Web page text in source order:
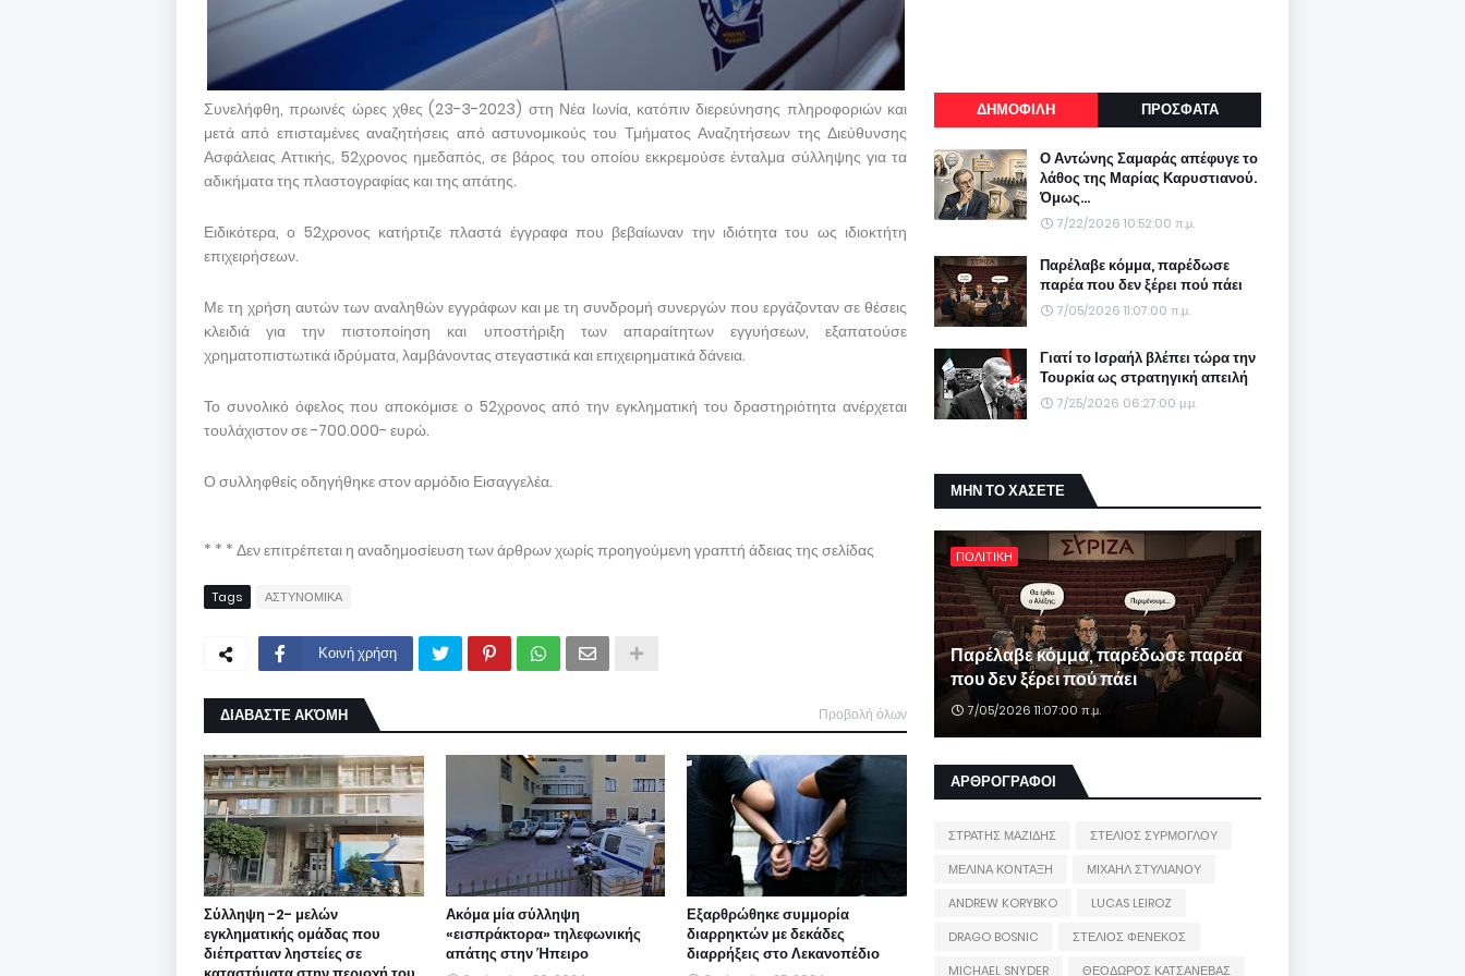
Συνελήφθη, πρωινές ώρες χθες (23-3-2023) στη Νέα Ιωνία, κατόπιν διερεύνησης πληροφοριών και
μετά από επισταμένες αναζητήσεις από αστυνομικούς του Τμήματος Αναζητήσεων της Διεύθυνσης
Ασφάλειας Αττικής, 52χρονος ημεδαπός, σε βάρος του οποίου εκκρεμούσε ένταλμα σύλληψης για τα
αδικήματα της πλαστογραφίας και της απάτης.
Ειδικότερα, ο 52χρονος κατήρτιζε πλαστά έγγραφα που βεβαίωναν την ιδιότητα του ως ιδιοκτήτη
επιχειρήσεων.
Με τη χρήση αυτών των αναληθών εγγράφων και με τη συνδρομή συνεργών που εργάζονταν σε θέσεις
κλειδιά για την πιστοποίηση και υποστήριξη των απαραίτητων εγγυήσεων, εξαπατούσε
χρηματοπιστωτικά ιδρύματα, λαμβάνοντας στεγαστικά και επιχειρηματικά δάνεια.
Το συνολικό όφελος που αποκόμισε ο 52χρονος από την εγκληματική του δραστηριότητα ανέρχεται
τουλάχιστον σε -700.000- ευρώ.
Ο συλληφθείς οδηγήθηκε στον αρμόδιο Εισαγγελέα.
* * * Δεν επιτρέπεται η αναδημοσίευση των άρθρων χωρίς προηγούμενη γραπτή άδειας της σελίδας
Tags ΑΣΤΥΝΟΜΙΚΑ
Κοινή χρήση
ΔΙΑΒΑΣΤΕ ΑΚΌΜΗ Προβολή όλων
Σύλληψη -2- μελών
εγκληματικής ομάδας που
διέπρατταν ληστείες σε
Ακόμα μία σύλληψη
«εισπράκτορα» τηλεφωνικής
απάτης στην Ήπειρο
Εξαρθρώθηκε συμμορία
διαρρηκτών με δεκάδες
διαρρήξεις στο Λεκανοπέδιο
ΔΗΜΟΦΙΛΗ ΠΡΟΣΦΑΤΑ
Ο Αντώνης Σαμαράς απέφυγε το
λάθος της Μαρίας Καρυστιανού.
Όμως...
7/22/2026 10:52:00 π.μ.
Παρέλαβε κόμμα, παρέδωσε
παρέα που δεν ξέρει πού πάει
7/05/2026 11:07:00 π.μ.
Γιατί το Ισραήλ βλέπει τώρα την
Τουρκία ως στρατηγική απειλή
7/25/2026 06:27:00 μ.μ.
ΜΗΝ ΤΟ ΧΑΣΕΤΕ
ΠΟΛΙΤΙΚΗ
Παρέλαβε κόμμα, παρέδωσε παρέα
που δεν ξέρει πού πάει
7/05/2026 11:07:00 π.μ.
ΑΡΘΡΟΓΡΑΦΟΙ
ΣΤΡΑΤΗΣ ΜΑΖΙΔΗΣ
ΣΤΕΛΙΟΣ ΣΥΡΜΟΓΛΟΥ
ΜΕΛΙΝΑ ΚΟΝΤΑΞΗ
ΜΙΧΑΗΛ ΣΤΥΛΙΑΝΟΥ
ANDREW KORYBKO
LUCAS LEIROZ
DRAGO BOSNIC
ΣΤΕΛΙΟΣ ΦΕΝΕΚΟΣ
MICHAEL SNYDER
ΘΕΟΔΩΡΟΣ ΚΑΤΣΑΝΕΒΑΣ